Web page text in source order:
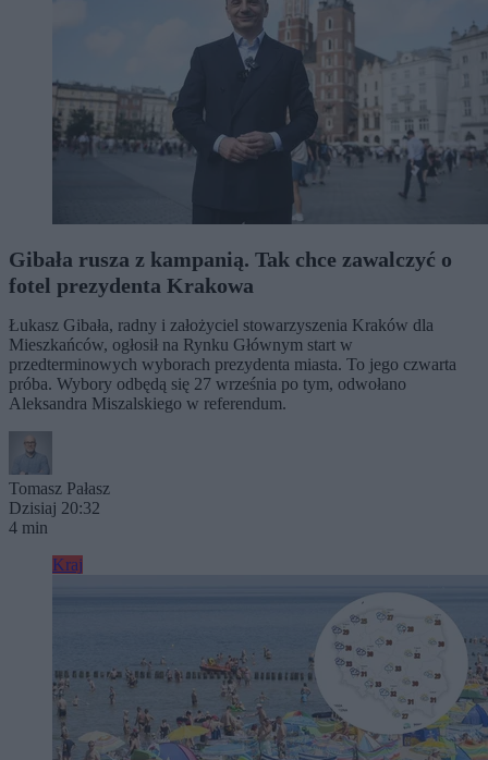
Gibała rusza z kampanią. Tak chce zawalczyć o
fotel prezydenta Krakowa
Łukasz Gibała, radny i założyciel stowarzyszenia Kraków dla
Mieszkańców, ogłosił na Rynku Głównym start w
przedterminowych wyborach prezydenta miasta. To jego czwarta
próba. Wybory odbędą się 27 września po tym, odwołano
Aleksandra Miszalskiego w referendum.
Tomasz Pałasz
Dzisiaj 20:32
4 min
Kraj